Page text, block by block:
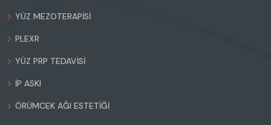
YÜZ MEZOTERAPISI
PLEXR
YÜZ PRP TEDAVISI
İP ASKI
ÖRÜMCEK AĞI ESTETIĞI